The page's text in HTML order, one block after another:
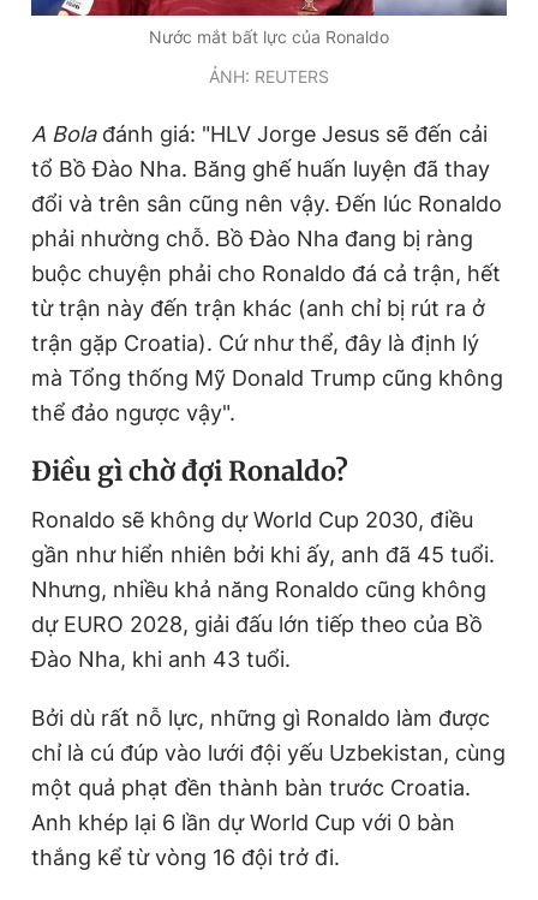
Nước mắt bất lực của Ronaldo
ẢNH: REUTERS
A Bolađánh giá: "HLV Jorge Jesus sẽ đến cải
tổ Bồ Đào Nha. Băng ghế huấn luyện đã thay
đổi và trên sân cũng nên vậy. Đến lúc Ronaldo
phải nhường chỗ. Bồ Đào Nha đang bị ràng
buộc chuyện phải cho Ronaldo đá cả trận, hết
từ trận này đến trận khác (anh chỉ bị rút ra ở
trận gặp Croatia). Cứ như thể, đây là định lý
mà Tổng thống Mỹ Donald Trump cũng không
thể đảo ngược vậy".
Điều gì chờ đợi Ronaldo?
Ronaldo sẽ không dự World Cup 2030, điều
gần như hiển nhiên bởi khi ấy, anh đã 45 tuổi.
Nhưng, nhiều khả năng Ronaldo cũng không
dự EURO 2028, giải đấu lớn tiếp theo của Bồ
Đào Nha, khi anh 43 tuổi.
Bởi dù rất nỗ lực, những gì Ronaldo làm được
chỉ là cú đúp vào lưới đội yếu Uzbekistan, cùng
một quả phạt đền thành bàn trước Croatia.
Anh khép lại 6 lần dự World Cup với 0 bàn
thắng kể từ vòng 16 đội trở đi.